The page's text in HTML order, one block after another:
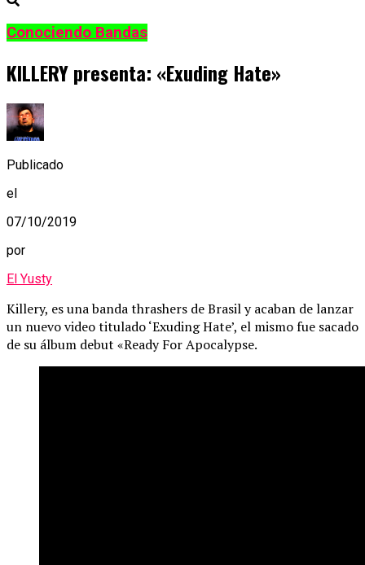
Conociendo Bandas
KILLERY presenta: «Exuding Hate»
Publicado
el
07/10/2019
por
El Yusty
Killery, es una banda thrashers de Brasil y acaban de lanzar
un nuevo video titulado ‘Exuding Hate’, el mismo fue sacado
de su álbum debut «Ready For Apocalypse.